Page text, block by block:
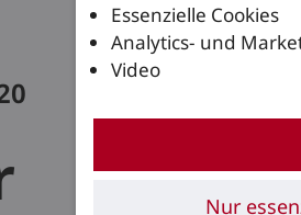
Essenzielle Cookies
Analytics- und
Video
Nur